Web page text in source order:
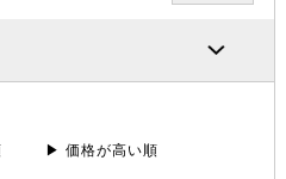
▶ 価格が高い順